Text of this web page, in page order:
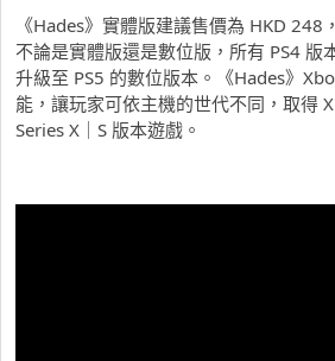
《Hades》實體版建議售價為 HKD 248
不論是實體版還是數位版，所有 PS4 版
升級至 PS5 的數位版本。《Hades》
能，讓玩家可依主機的世代不同，取得
Series X｜S 版本遊戲。